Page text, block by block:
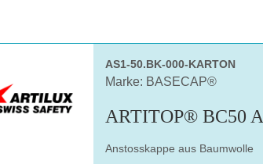
AS1-50.BK-000-KARTON
Marke: BASECAP®
ARTITOP® BC50
Anstosskappe aus Baumwolle